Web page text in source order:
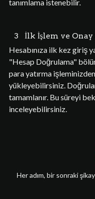
tanımlama istenebilir.
3
İlk İşlem ve Onay
Hesabınıza ilk kez giriş
"Hesap Doğrulama"
para yatırma işleminizden
yükleyebilirsiniz.
tamamlanır. Bu süreyi
inceleyebilirsiniz.
Her adım, bir sonraki